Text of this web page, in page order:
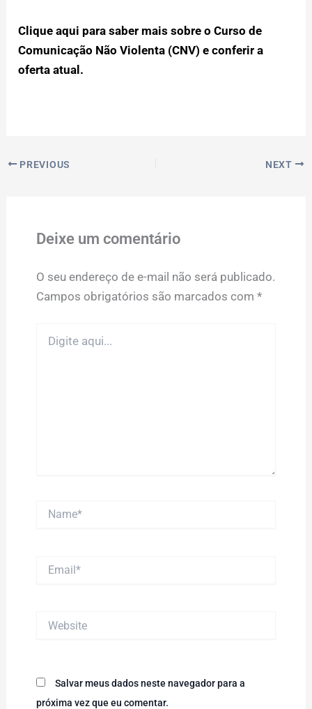
Clique aqui para saber mais sobre o Curso de
Comunicação Não Violenta (CNV) e conferir a
oferta atual.
PREVIOUS NEXT
Deixe um comentário
O seu endereço de e-mail não será publicado.
Campos obrigatórios são marcados com *
aqui...
Salvar meus dados neste navegador para a
próxima vez que eu comentar.